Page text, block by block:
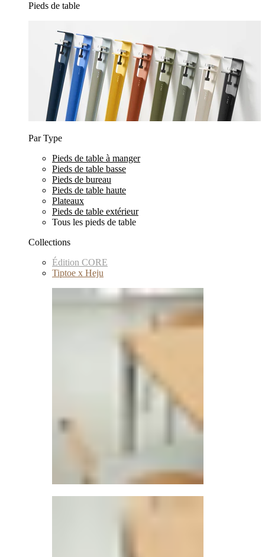
Pieds de table
Par Type
Pieds de table à manger
Pieds de table basse
Pieds de bureau
Pieds de table haute
Plateaux
Pieds de table extérieur
Tous les pieds de table
Collections
Édition CORE
Tiptoe x Heju